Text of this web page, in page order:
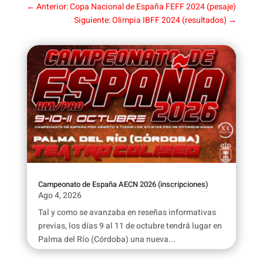
← Anterior: Copa Nacional de España FEFF 2024 (pesaje)
Siguiente: Olimpia IBFF 2024 (resultados) →
Campeonato de España AECN 2026 (inscripciones)
Ago 4, 2026
Tal y como se avanzaba en reseñas informativas
previas, los días 9 al 11 de octubre tendrá lugar en
Palma del Río (Córdoba) una nueva...